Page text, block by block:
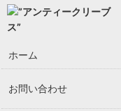
ホーム
お問い合わせ